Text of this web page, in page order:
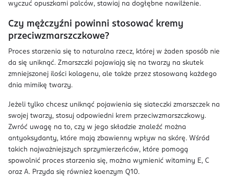
wyczuć opuszkami palców, stawiaj na dogłębne nawilżenie.
Czy mężczyźni powinni stosować kremy
przeciwzmarszczkowe?
Proces starzenia się to naturalna rzecz, której w żaden sposób nie
da się uniknąć. Zmarszczki pojawiają się na twarzy na skutek
zmniejszonej ilości kolagenu, ale także przez stosowaną każdego
dnia mimikę twarzy.
Jeżeli tylko chcesz uniknąć pojawienia się siateczki zmarszczek na
swojej twarzy, stosuj odpowiedni krem przeciwzmarszczkowy.
Zwróć uwagę na to, czy w jego składzie znaleźć można
antyoksydanty, które mają zbawienny wpływ na skórę. Wśród
takich najważniejszych sprzymierzeńców, które pomogą
spowolnić proces starzenia się, można wymienić witaminy E, C
oraz A. Przyda się również koenzym Q10.